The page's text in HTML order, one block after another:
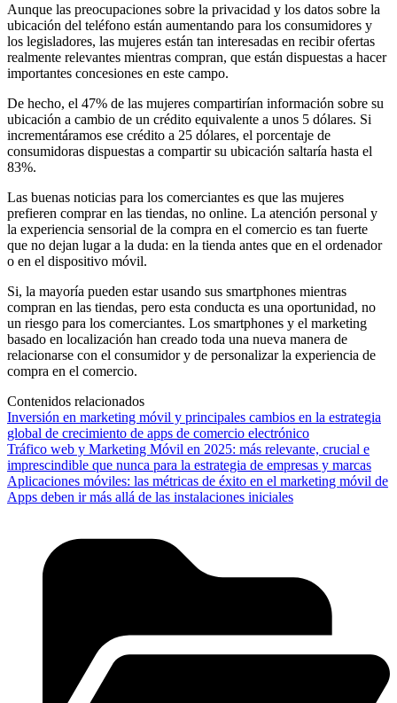
Aunque las preocupaciones sobre la privacidad y los datos sobre la
ubicación del teléfono están aumentando para los consumidores y
los legisladores, las mujeres están tan interesadas en recibir ofertas
realmente relevantes mientras compran, que están dispuestas a hacer
importantes concesiones en este campo.
De hecho, el 47% de las mujeres compartirían información sobre su
ubicación a cambio de un crédito equivalente a unos 5 dólares. Si
incrementáramos ese crédito a 25 dólares, el porcentaje de
consumidoras dispuestas a compartir su ubicación saltaría hasta el
83%.
Las buenas noticias para los comerciantes es que las mujeres
prefieren comprar en las tiendas, no online. La atención personal y
la experiencia sensorial de la compra en el comercio es tan fuerte
que no dejan lugar a la duda: en la tienda antes que en el ordenador
o en el dispositivo móvil.
Si, la mayoría pueden estar usando sus smartphones mientras
compran en las tiendas, pero esta conducta es una oportunidad, no
un riesgo para los comerciantes. Los smartphones y el marketing
basado en localización han creado toda una nueva manera de
relacionarse con el consumidor y de personalizar la experiencia de
compra en el comercio.
Contenidos relacionados
Inversión en marketing móvil y principales cambios en la estrategia
global de crecimiento de apps de comercio electrónico
Tráfico web y Marketing Móvil en 2025: más relevante, crucial e
imprescindible que nunca para la estrategia de empresas y marcas
Aplicaciones móviles: las métricas de éxito en el marketing móvil de
Apps deben ir más allá de las instalaciones iniciales